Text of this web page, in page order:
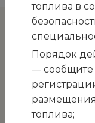
К остальным
в
топлива в
Порядок
— сообщите
топлива;